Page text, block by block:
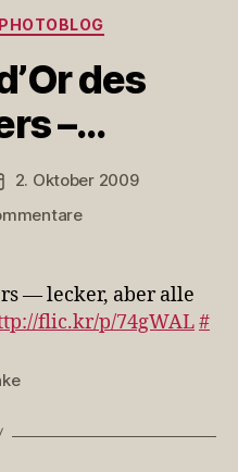
Kategorien
PHOTOBLOG
des
–…
2. Oktober 2009
zu
des
Crémiers
— lecker, aber alle
flic.kr/p/74gWAL#